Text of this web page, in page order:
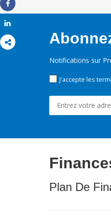
Share
Notifications sur
J'accepte les
Plan De